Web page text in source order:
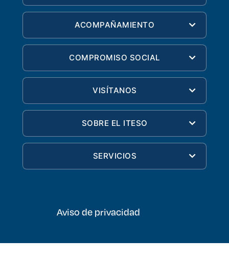
ACOMPAÑAMIENTO
COMPROMISO SOCIAL
VISÍTANOS
SOBRE EL ITESO
SERVICIOS
Aviso de privacidad